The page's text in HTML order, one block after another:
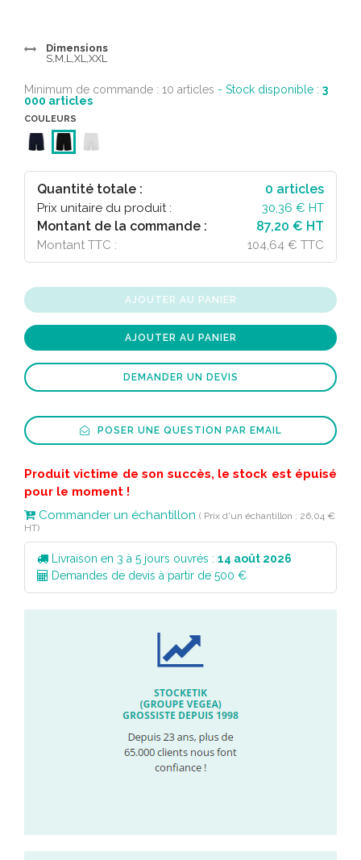
Dimensions
S,M,L,XL,XXL
Minimum de commande : 10 articles - Stock disponible : 3
000 articles
COULEURS
Quantité totale : 0 articles
Prix unitaire du produit : 30,36 € HT
Montant de la commande : 87,20 € HT
Montant TTC : 104,64 € TTC
AJOUTER AU PANIER
AJOUTER AU PANIER
DEMANDER UN DEVIS
POSER UNE QUESTION PAR EMAIL
Produit victime de son succès, le stock est épuisé
pour le moment !
Commander un échantillon ( Prix d'un échantillon : 26,04 €
HT)
Livraison en 3 à 5 jours ouvrés : 14 août 2026
Demandes de devis à partir de 500 €